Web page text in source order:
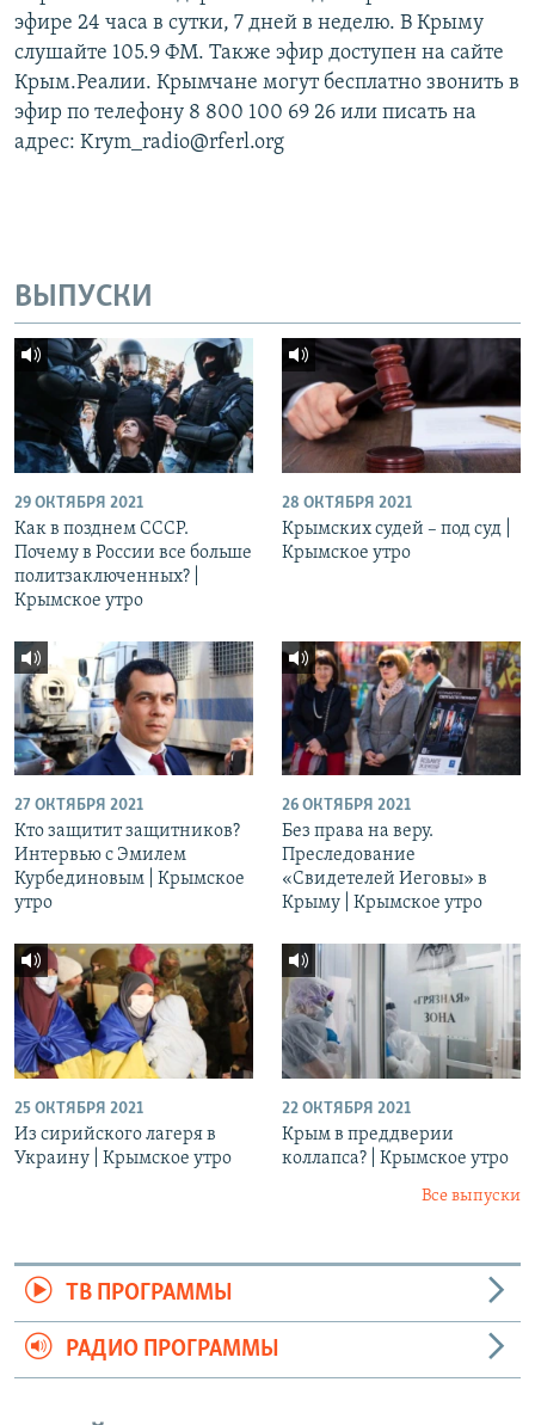
эфире 24 часа в сутки, 7 дней в неделю. В Крыму
слушайте 105.9 ФМ. Также эфир доступен на сайте
Крым.Реалии. Крымчане могут бесплатно звонить в
эфир по телефону 8 800 100 69 26 или писать на
адрес: Krym_radio@rferl.org
ВЫПУСКИ
29 ОКТЯБРЯ 2021
Как в позднем СССР.
Почему в России все больше
политзаключенных? |
Крымское утро
28 ОКТЯБРЯ 2021
Крымских судей – под суд |
Крымское утро
27 ОКТЯБРЯ 2021
Кто защитит защитников?
Интервью с Эмилем
Курбединовым | Крымское
утро
26 ОКТЯБРЯ 2021
Без права на веру.
Преследование
«Свидетелей Иеговы» в
Крыму | Крымское утро
25 ОКТЯБРЯ 2021
Из сирийского лагеря в
Украину | Крымское утро
22 ОКТЯБРЯ 2021
Крым в преддверии
коллапса? | Крымское утро
Все выпуски
ТВ ПРОГРАММЫ
РАДИО ПРОГРАММЫ